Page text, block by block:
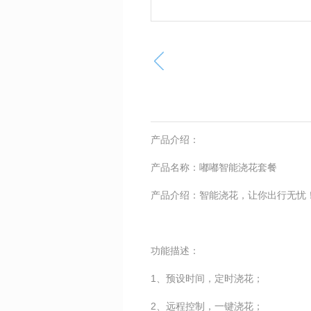
产品介绍：
产品名称：嘟嘟智能浇花套餐
产品介绍：智能浇花，让你出行无忧
功能描述：
1、 预设时间，定时浇花；
2、 远程控制，一键浇花；